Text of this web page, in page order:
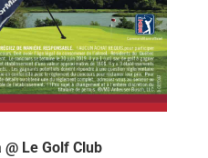
Le Golf Club